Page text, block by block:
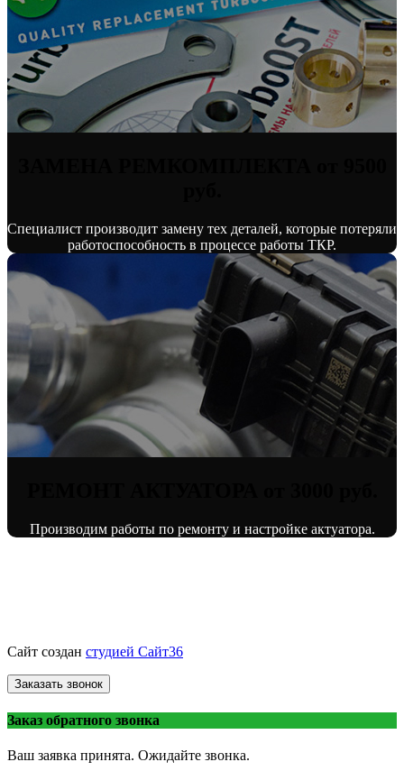
Специалист производит замену тех деталей, которые потеряли
работоспособность в процессе работы ТКР.
Производим работы по ремонту и настройке актуатора.
Сайт создан студией Сайт36
Заказать звонок
Заказ обратного звонка
Ваш заявка принята. Ожидайте звонка.